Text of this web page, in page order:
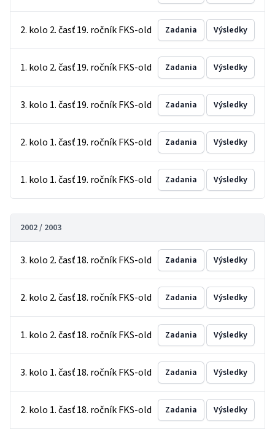
2. kolo 2. časť 19. ročník FKS-old Zadania Výsledky
1. kolo 2. časť 19. ročník FKS-old Zadania Výsledky
3. kolo 1. časť 19. ročník FKS-old Zadania Výsledky
2. kolo 1. časť 19. ročník FKS-old Zadania Výsledky
1. kolo 1. časť 19. ročník FKS-old Zadania Výsledky
2002 / 2003
3. kolo 2. časť 18. ročník FKS-old Zadania Výsledky
2. kolo 2. časť 18. ročník FKS-old Zadania Výsledky
1. kolo 2. časť 18. ročník FKS-old Zadania Výsledky
3. kolo 1. časť 18. ročník FKS-old Zadania Výsledky
2. kolo 1. časť 18. ročník FKS-old Zadania Výsledky